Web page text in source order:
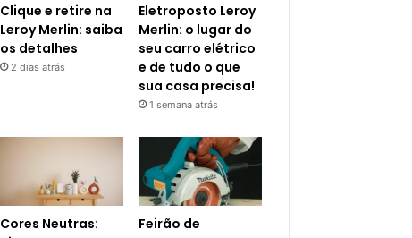
Clique e retire na
Leroy Merlin: saiba
os detalhes
2 dias atrás
Eletroposto Leroy
Merlin: o lugar do
seu carro elétrico
e de tudo o que
sua casa precisa!
1 semana atrás
Cores Neutras:
Feirão de